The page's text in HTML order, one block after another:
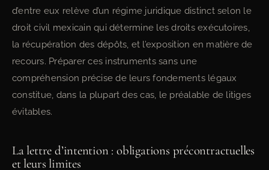
d’entre eux relève d’un régime juridique distinct selon le
droit civil mexicain qui détermine les droits exécutoires,
la récupération des dépôts, et l’exposition en matière de
recours. Préparer ces instruments sans une
compréhension précise de leurs fondements légaux
constitue, dans la plupart des cas, le préalable de litiges
évitables.
La lettre d’intention : obligations précontractuelles
et leurs limites